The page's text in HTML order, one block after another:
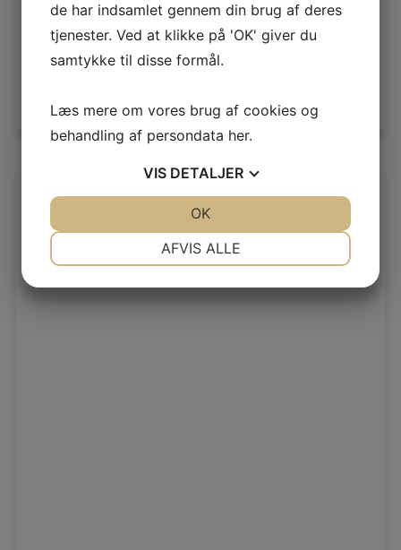
Select options
ARBEJDSHANDSKE SUPREME 1602
408,00
Ekskl. moms
510,00DKKInkl. moms
de har indsamlet gennem din brug af deres
tjenester. Ved at klikke på 'OK' giver du
samtykke til disse formål.
Læs mere om vores brug af cookies og
behandling af persondata her.
VIS DETALJER
AFVIS ALLE
OK